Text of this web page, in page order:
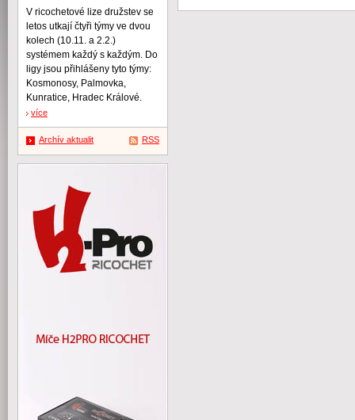
V ricochetové lize družstev se
letos utkají čtyři týmy ve dvou
kolech (10.11. a 2.2.)
systémem každý s každým. Do
ligy jsou přihlášeny tyto týmy:
Kosmonosy, Palmovka,
Kunratice, Hradec Králové.
více
Archív aktualit RSS